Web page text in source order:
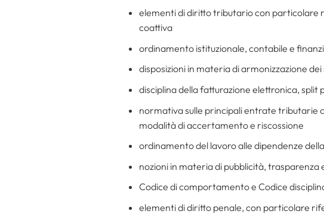
elementi di diritto tributario con particolare
coattiva
ordinamento istituzionale, contabile e
disposizioni in materia di armonizzazione
disciplina della fatturazione elettronica, split
normativa sulle principali entrate tributarie
modalità di accertamento e riscossione
ordinamento del lavoro alle dipendenze
nozioni in materia di pubblicità,
Codice di comportamento e Codice
elementi di diritto penale, con particolare